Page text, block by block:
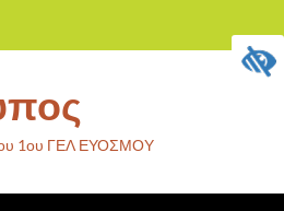
1ου ΓΕΛ ΕΥΟΣΜΟΥ